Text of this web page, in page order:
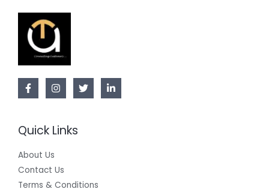
Quick Links
About Us
Contact Us
Terms & Conditions